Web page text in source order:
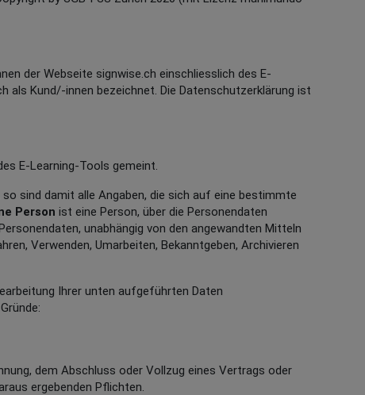
der Webseite signwise.ch einschliesslich des E-
als Kund/-innen bezeichnet. Die Datenschutzerklärung ist
E-Learning-Tools gemeint.
so sind damit alle Angaben, die sich auf eine bestimmte
Person ist eine Person, über die Personendaten
unabhängig von den angewandten Mitteln
Verwenden, Umarbeiten, Bekanntgeben, Archivieren
Ihrer unten aufgeführten Daten
dem Abschluss oder Vollzug eines Vertrags oder
ergebenden Pflichten.